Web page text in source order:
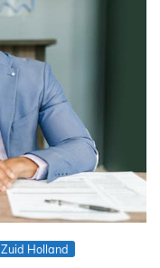
Zuid Holland